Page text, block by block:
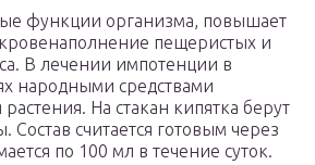
функции организма, повышает
пещеристых и
В лечении импотенции в
народными средствами
растения. На стакан кипятка берут
Состав считается готовым через
по 100 мл в течение суток.